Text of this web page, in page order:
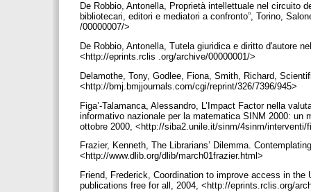
De Robbio, Antonella, Proprietà intellettuale nel circuito
bibliotecari, editori e mediatori a confronto”, Torino,
/00000007/>
De Robbio, Antonella, Tutela giuridica e diritto d'autore
<http://eprints.rclis .org/archive/00000001/>
Delamothe, Tony, Godlee, Fiona, Smith, Richard,
<http://bmj.bmjjournals.com/cgi/reprint/326/7396/945>
Figa’-Talamanca, Alessandro, L’Impact Factor nella
informativo nazionale per la matematica SINM 2000: un
ottobre 2000, <http://siba2.unile.it/sinm/4sinm/
Frazier, Kenneth, The Librarians’ Dilemma.
<http://www.dlib.org/dlib/march01frazier.html>
Friend, Frederick, Coordination to improve access in
publications free for all, 2004, <http://eprints.rclis.org/